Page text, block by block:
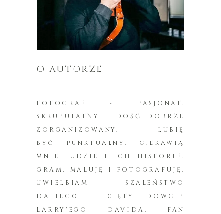
O AUTORZE
FOTOGRAF - PASJONAT.
SKRUPULATNY I DOŚĆ DOBRZE
ZORGANIZOWANY. LUBIĘ
BYĆ PUNKTUALNY. CIEKAWIĄ
MNIE LUDZIE I ICH HISTORIE.
GRAM, MALUJĘ I FOTOGRAFUJĘ.
UWIELBIAM SZALEŃSTWO
DALIEGO I CIĘTY DOWCIP
LARRY'EGO DAVIDA. FAN